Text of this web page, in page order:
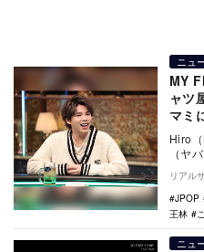
ニュ
MY
ャツ
マミ
Hiro
（ヤ
『酒
リアル
JPOP
王林
ニュ